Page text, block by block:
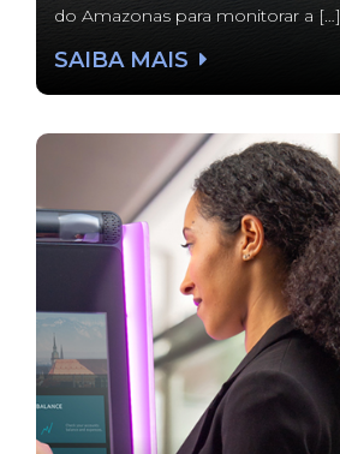
do Amazonas para monitorar a […]
SAIBA MAIS